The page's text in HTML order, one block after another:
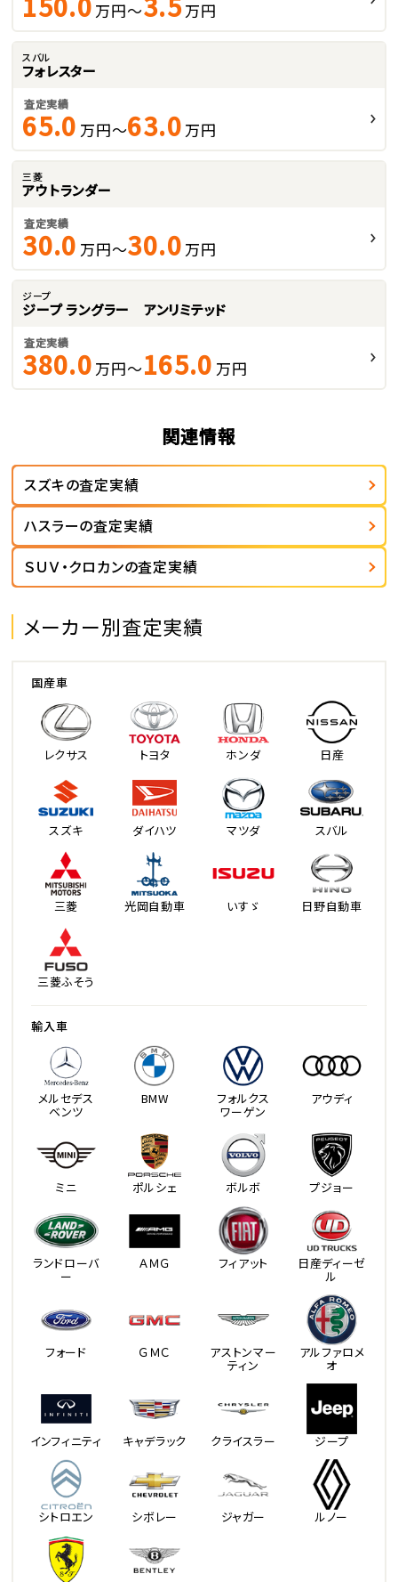
万円～ 万円
スバル
フォレスター
査定実績
65.0 万円～63.0 万円
三菱
アウトランダー
査定実績
30.0 万円～30.0 万円
ジープ
ジープ ラングラー アンリミテッド
査定実績
380.0 万円～165.0 万円
関連情報
スズキの査定実績
ハスラーの査定実績
ＳＵＶ・クロカンの査定実績
メーカー別査定実績
国産車
レクサス トヨタ ホンダ 日産
スズキ ダイハツ マツダ スバル
三菱 光岡自動車 いすゞ 日野自動車
三菱ふそう
輸入車
メルセデス
ベンツ
BMW フォルクス
ワーゲン
アウディ
ミニ ポルシェ ボルボ プジョー
ランドローバ
ー
ＡＭＧ フィアット 日産ディーゼ
ル
フォード ＧＭＣ アストンマー
ティン
アルファロメ
オ
インフィニティ キャデラック クライスラー ジープ
シトロエン シボレー ジャガー ルノー